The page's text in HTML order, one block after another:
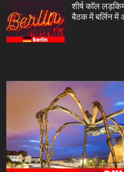
शीर्ष कॉल
बैठक में बर्लिन में